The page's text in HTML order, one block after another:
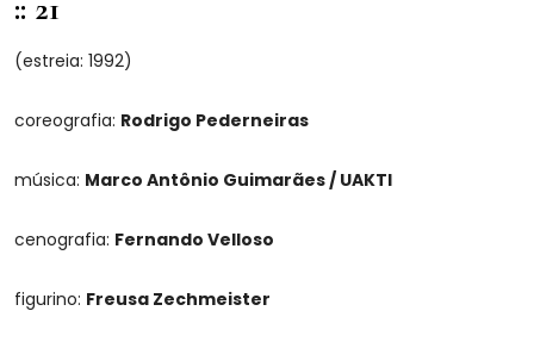
:: 21
(estreia: 1992)
coreografia: Rodrigo Pederneiras
música: Marco Antônio Guimarães / UAKTI
cenografia: Fernando Velloso
figurino: Freusa Zechmeister